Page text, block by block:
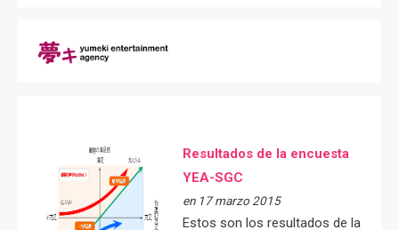
Resultados de la encuesta
YEA-SGC
en 17 marzo 2015
Estos son los resultados de la